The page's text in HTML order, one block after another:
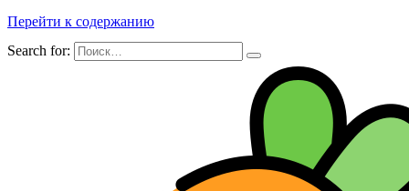
Перейти к содержанию
Search for: